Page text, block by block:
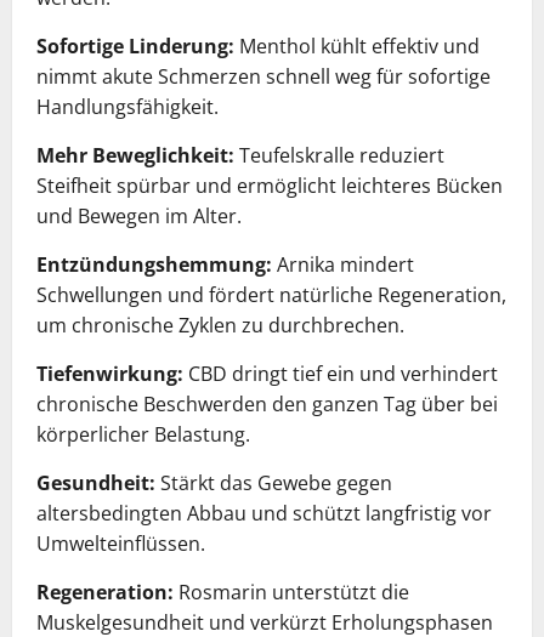
Sofortige Linderung: Menthol kühlt effektiv und
nimmt akute Schmerzen schnell weg für sofortige
Handlungsfähigkeit.
Mehr Beweglichkeit: Teufelskralle reduziert
Steifheit spürbar und ermöglicht leichteres Bücken
und Bewegen im Alter.
Entzündungshemmung: Arnika mindert
Schwellungen und fördert natürliche Regeneration,
um chronische Zyklen zu durchbrechen.
Tiefenwirkung: CBD dringt tief ein und verhindert
chronische Beschwerden den ganzen Tag über bei
körperlicher Belastung.
Gesundheit: Stärkt das Gewebe gegen
altersbedingten Abbau und schützt langfristig vor
Umwelteinflüssen.
Regeneration: Rosmarin unterstützt die
Muskelgesundheit und verkürzt Erholungsphasen